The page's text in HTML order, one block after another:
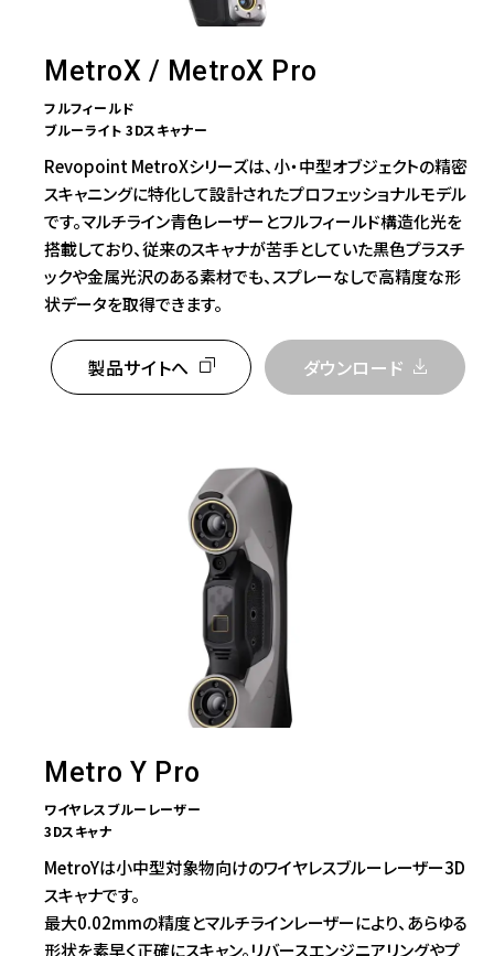
MetroX / MetroX Pro
フルフィールド
ブルーライト 3Dスキャナー
Revopoint MetroXシリーズは、小・中型オブジェクトの精密
スキャニングに特化して設計されたプロフェッショナルモデル
です。マルチライン青色レーザーとフルフィールド構造化光を
搭載しており、従来のスキャナが苦手としていた黒色プラスチ
ックや金属光沢のある素材でも、スプレーなしで高精度な形
状データを取得できます。
製品サイトへ ダウンロード
Metro Y Pro
ワイヤレスブルーレーザー
3Dスキャナ
MetroYは小中型対象物向けのワイヤレスブルーレーザー3D
スキャナです。
最大0.02mmの精度とマルチラインレーザーにより、あらゆる
形状を素早く正確にスキャン。リバースエンジニアリングやプ